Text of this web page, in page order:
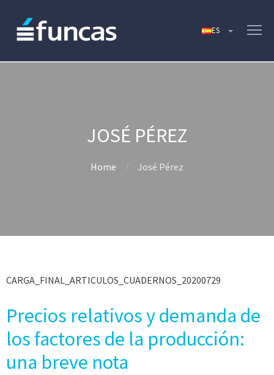
JOSÉ PÉREZ
Home José Pérez
CARGA_FINAL_ARTICULOS_CUADERNOS_20200729
Precios relativos y demanda de
los factores de la producción:
una breve nota